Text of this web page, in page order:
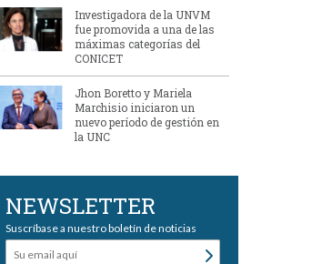
Investigadora de la UNVM
fue promovida a una de las
máximas categorías del
CONICET
Jhon Boretto y Mariela
Marchisio iniciaron un
nuevo período de gestión en
la UNC
NEWSLETTER
Suscríbase a nuestro boletín de noticias